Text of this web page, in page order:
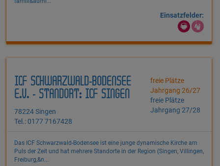
Einsatzfelder:
ICF SCHWARZWALD-BODENSEE
E.V. - STANDORT: ICF SINGEN
78224 Singen
Tel.: 0177 7167428
freie Plätze
Jahrgang 26/27
freie Plätze
Jahrgang 27/28
Das ICF Schwarzwald-Bodensee ist eine junge dynamische Kirche am
Puls der Zeit und hat mehrere Standorte in der Region (Singen, Villingen,
Freiburg,&n...